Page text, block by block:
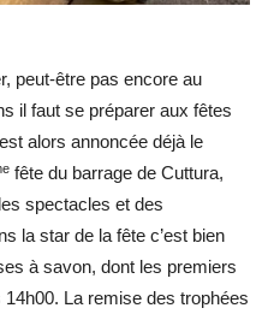
peut-être pas encore au
il faut se préparer aux fêtes
alors annoncée déjà le
fête du barrage de Cuttura,
spectacles et des
la star de la fête c’est bien
à savon, dont les premiers
La remise des trophées